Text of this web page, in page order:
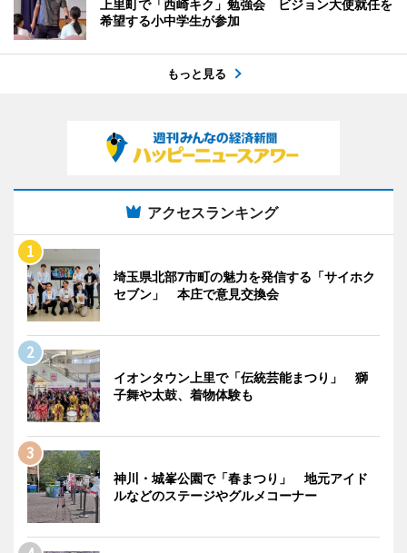
上里町で「西崎キク」勉強会 ビジョン大使就任を
希望する小中学生が参加
もっと見る
アクセスランキング
埼玉県北部7市町の魅力を発信する「サイホク
セブン」 本庄で意見交換会
イオンタウン上里で「伝統芸能まつり」 獅
子舞や太鼓、着物体験も
神川・城峯公園で「春まつり」 地元アイド
ルなどのステージやグルメコーナー